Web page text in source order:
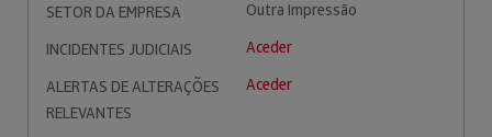
SETOR DA EMPRESA
Outra Impressão
INCIDENTES JUDICIAIS
Aceder
ALERTAS DE ALTERAÇÕES
RELEVANTES
Aceder